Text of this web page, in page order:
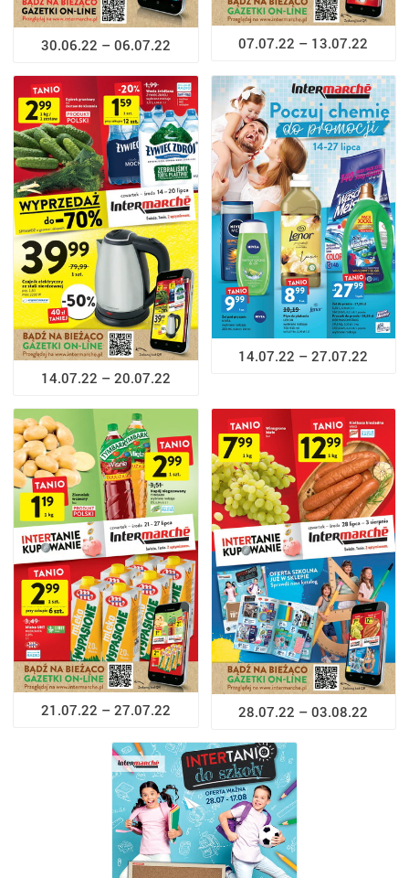
30.06.22 – 06.07.22 07.07.22 – 13.07.22
14.07.22 – 20.07.22
14.07.22 – 27.07.22
21.07.22 – 27.07.22 28.07.22 – 03.08.22